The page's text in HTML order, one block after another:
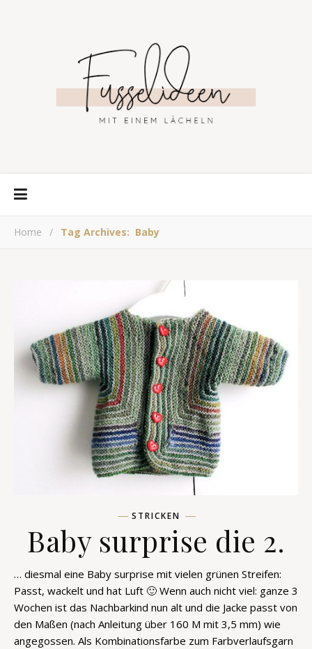
Home / Tag Archives: Baby
STRICKEN
Baby surprise die 2.
… diesmal eine Baby surprise mit vielen grünen Streifen:
Passt, wackelt und hat Luft 🙂 Wenn auch nicht viel: ganze 3
Wochen ist das Nachbarkind nun alt und die Jacke passt von
den Maßen (nach Anleitung über 160 M mit 3,5 mm) wie
angegossen. Als Kombinationsfarbe zum Farbverlaufsgarn